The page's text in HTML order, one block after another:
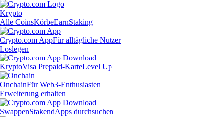
Krypto
Alle CoinsKörbeEarnStaking
Crypto.com AppFür alltägliche Nutzer
Loslegen
KryptoVisa Prepaid-KarteLevel Up
OnchainFür Web3-Enthusiasten
Erweiterung erhalten
SwappenStakendApps durchsuchen